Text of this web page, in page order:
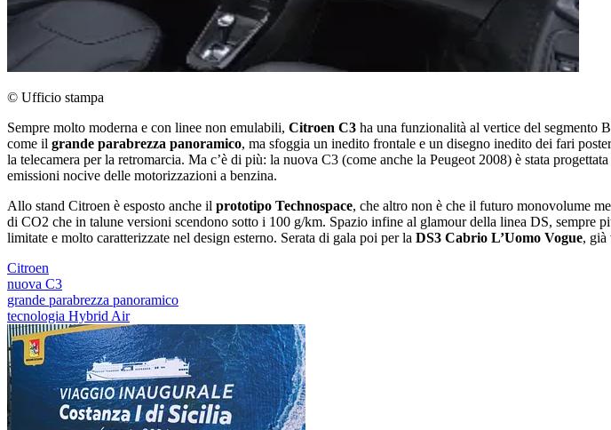
© Ufficio stampa
Sempre molto moderna e con linee non emulabili, Citroen C3 ha una funzionalità al vertice del segmento
come il grande parabrezza panoramico, ma sfoggia un inedito frontale e un disegno inedito dei fari
la telecamera per la retromarcia. Ma c’è di più: la nuova C3 (come anche la Peugeot 2008) è stata
emissioni nocive delle motorizzazioni a benzina.
Allo stand Citroen è esposto anche il prototipo Technospace, che altro non è che il futuro monovolume
di CO2 che in talune versioni scendono sotto i 100 g/km. Spazio infine al glamour della linea DS, sempre
limitate e molto caratterizzate nel design esterno. Serata di gala poi per la DS3 Cabrio L’Uomo Vogue, già
Citroen
nuova C3
grande parabrezza panoramico
tecnologia Hybrid Air